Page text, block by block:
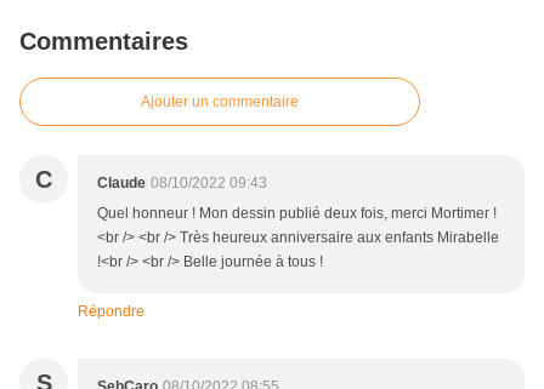
Commentaires
Ajouter un commentaire
C Claude 08/10/2022 09:43
Quel honneur ! Mon dessin publié deux fois, merci Mortimer !
<br /> <br /> Très heureux anniversaire aux enfants Mirabelle
!<br /> <br /> Belle journée à tous !
Répondre
S